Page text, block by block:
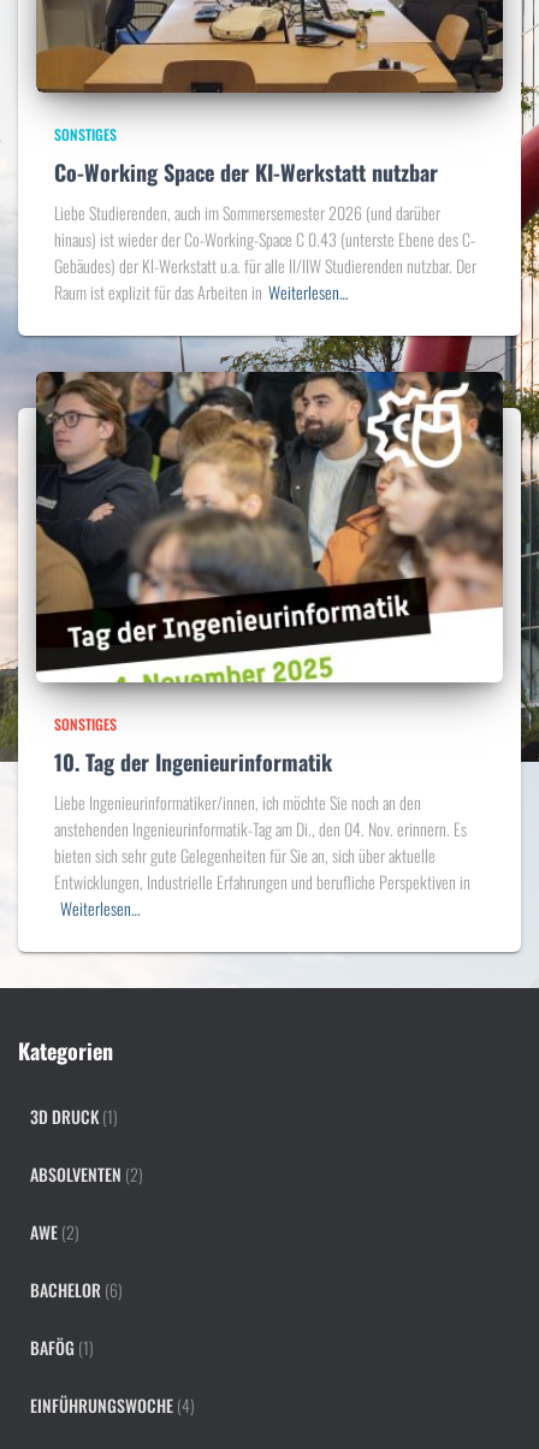
SONSTIGES
Co-Working Space der KI-Werkstatt nutzbar
Liebe Studierenden, auch im Sommersemester 2026 (und darüber
hinaus) ist wieder der Co-Working-Space C 0.43 (unterste Ebene des C-
Gebäudes) der KI-Werkstatt u.a. für alle II/IIW Studierenden nutzbar. Der
Raum ist explizit für das Arbeiten in Weiterlesen…
SONSTIGES
10. Tag der Ingenieurinformatik
Liebe Ingenieurinformatiker/innen, ich möchte Sie noch an den
anstehenden Ingenieurinformatik-Tag am Di., den 04. Nov. erinnern. Es
bieten sich sehr gute Gelegenheiten für Sie an, sich über aktuelle
Entwicklungen, Industrielle Erfahrungen und berufliche Perspektiven in
Weiterlesen…
Kategorien
3D DRUCK(1)
ABSOLVENTEN (2)
AWE(2)
BACHELOR(6)
BAFÖG (1)
EINFÜHRUNGSWOCHE(4)